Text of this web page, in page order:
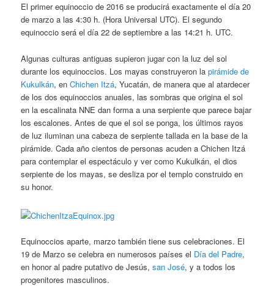
El primer equinoccio de 2016 se producirá exactamente el día 20
de marzo a las 4:30 h. (Hora Universal UTC). El segundo
equinoccio será el día 22 de septiembre a las 14:21 h. UTC.
Algunas culturas antiguas supieron jugar con la luz del sol
durante los equinoccios. Los mayas construyeron lapirámide de
Kukulkán, enChichen Itzá, Yucatán, de manera que al atardecer
de los dos equinoccios anuales, las sombras que origina el sol
en la escalinata NNE dan forma a una serpiente que parece bajar
los escalones. Antes de que el sol se ponga, los últimos rayos
de luz iluminan una cabeza de serpiente tallada en la base de la
pirámide. Cada año cientos de personas acuden a Chichen Itzá
para contemplar el espectáculo y ver como Kukulkán, el dios
serpiente de los mayas, se desliza por el templo construido en
su honor.
Equinoccios aparte, marzo también tiene sus celebraciones. El
19 de Marzo se celebra en numerosos países el Día del Padre,
en honor al padre putativo de Jesús,san José, y a todos los
progenitores masculinos.